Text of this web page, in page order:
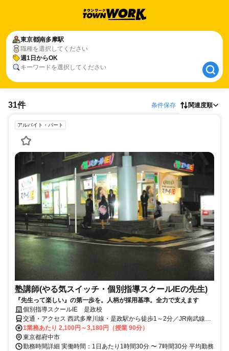
東京都南多摩駅
職種を選択してください
週1日からOK
キーワードを選択してください
東京都南多摩駅
週1日からOK
31件 条件保存 関連度順
アルバイト・パート
塾講師(やる気スイッチ・個別指導スクールIEの先生)
『先生って楽しい』の第一歩を。人柄が採用基準。全力で支えます
個別指導スクールIE 是政校
交通・アクセス 西武多摩川線・是政駅から徒歩1～2分／JR南武線・
南多摩駅から徒歩9～10分
1業務あたり 2,100円～3,180円（授業 90分）
東京都府中市
勤務時間詳細 実働時間：1日あたり1時間30分 〜 7時間30分 平均勤務